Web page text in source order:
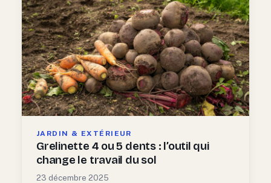
JARDIN & EXTÉRIEUR
Grelinette 4 ou 5 dents : l’outil qui
change le travail du sol
23 décembre 2025